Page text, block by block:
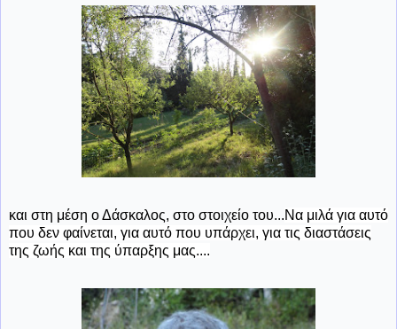
και στη μέση ο Δάσκαλος, στο στοιχείο του...Να μιλά για αυτό
που δεν φαίνεται, για αυτό που υπάρχει, για τις διαστάσεις
της ζωής και της ύπαρξης μας....